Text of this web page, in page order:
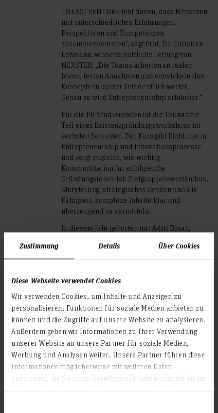
Zustimmung Details Über Cookies
Diese Webseite verwendet Cookies
Wir verwenden Cookies, um Inhalte und Anzeigen zu
personalisieren, Funktionen für soziale Medien anbieten zu
können und die Zugriffe auf unsere Website zu analysieren.
Außerdem geben wir Informationen zu Ihrer Verwendung
unserer Website an unsere Partner für soziale Medien,
Werbung und Analysen weiter. Unsere Partner führen diese
Informationen möglicherweise mit weiteren Daten
zusammen, die Sie ihnen bereitgestellt haben oder die sie im
„NEXSTVENTURE lebt davon, dass Menschen
mit unterschiedlichen Erfahrungen,
Perspektiven und Kompetenzen
zusammenkommen“, sagt Prof. Dr. Christian
Lehmann, wissenschaftliche Leitung von
NEXSTER. „Die Teams arbeiten an realen
Ideen, testen Annahmen und entwickeln ihre
Konzepte in kurzer Zeit deutlich weiter.
Genau so wird Entrepreneurship erfahrbar.“
Für die PR-Studierenden ist die Teilnahme
Teil eines Existenzgründungsworkshops im
sechsten Semester. Der Kurs gibt Einblicke in
Entrepreneurship und Innovationsprozesse –
und zeigt zugleich, wie wichtig
Kommunikation für erfolgreiche
Gründungsideen ist: Zielgruppenverständnis,
Storytelling, strategisches Denken und die
Fähigkeit, komplexe Inhalte klar und
überzeugend zu vermitteln.
In diesem Jahr gehörten mit Aditi Borah,
wie im letzten Jahr PR-Studierende aus dem
sechsten Semester zu den Siegerteams.
anderen Fachrichtungen entwickelten sie
„PACER“, einen Echtzeit-KI-Trainingscoach,
und überzeugten damit im Final Pitch vor
großem Publikum.
„Kommunikation hilft, Ideen zu schärfen,
Zielgruppen mitzudenken und Konzepte so
zu erzählen, dass sie überzeugen“, sagt Prof.
Dr. Johannes Berendt, Studiengangsleiter des
BA Public Relations. „Genau diese
Kompetenzen machen PR-Studierende in